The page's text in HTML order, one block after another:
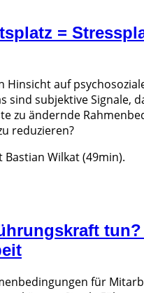
=
Hinsicht auf
sind subjektive Signale,
zu ändernde
reduzieren?
Bastian Wilkat (49min).
für